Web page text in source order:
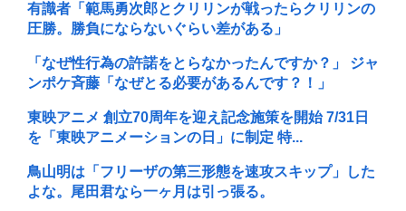
有識者「範馬勇次郎とクリリンが戦ったらクリリンの
圧勝。勝負にならないぐらい差がある」
「なぜ性行為の許諾をとらなかったんですか？」 ジャ
ンポケ斉藤「なぜとる必要があるんです？！」
東映アニメ 創立70周年を迎え記念施策を開始 7/31日
を「東映アニメーションの日」に制定 特...
鳥山明は「フリーザの第三形態を速攻スキップ」した
よな。尾田君なら一ヶ月は引っ張る。